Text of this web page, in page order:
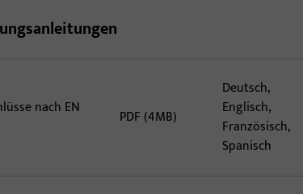
nach EN
PDF (4MB)
Deutsch,
Englisch,
Französisch,
Spanisch